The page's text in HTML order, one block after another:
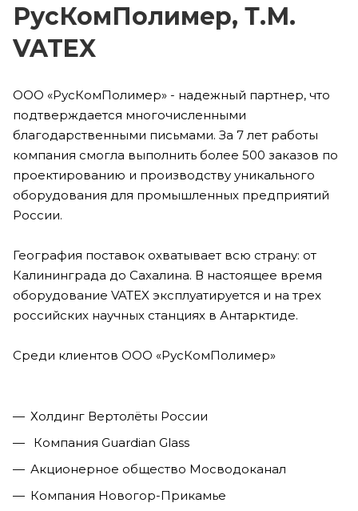
РусКомПолимер, Т.М.
VATEX
ООО «РусКомПолимер» - надежный партнер, что
подтверждается многочисленными
благодарственными письмами. За 7 лет работы
компания смогла выполнить более 500 заказов по
проектированию и производству уникального
оборудования для промышленных предприятий
России.
География поставок охватывает всю страну: от
Калининграда до Сахалина. В настоящее время
оборудование VATEX эксплуатируется и на трех
российских научных станциях в Антарктиде.
Среди клиентов ООО «РусКомПолимер»
Холдинг Вертолёты России
Компания Guardian Glass
Акционерное общество Мосводоканал
Компания Новогор-Прикамье